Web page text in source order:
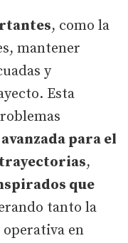
, como la
mantener
y
Esta
para el
,
que
tanto la
en